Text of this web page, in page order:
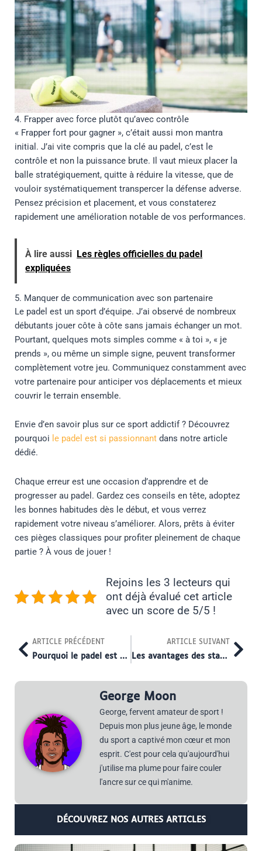
4. Frapper avec force plutôt qu’avec contrôle
« Frapper fort pour gagner », c’était aussi mon mantra
initial. J’ai vite compris que la clé au padel, c’est le
contrôle et non la puissance brute. Il vaut mieux placer la
balle stratégiquement, quitte à réduire la vitesse, que de
vouloir systématiquement transpercer la défense adverse.
Pensez précision et placement, et vous constaterez
rapidement une amélioration notable de vos performances.
À lire aussi Les règles officielles du padel
expliquées
5. Manquer de communication avec son partenaire
Le padel est un sport d’équipe. J’ai observé de nombreux
débutants jouer côte à côte sans jamais échanger un mot.
Pourtant, quelques mots simples comme « à toi », « je
prends », ou même un simple signe, peuvent transformer
complètement votre jeu. Communiquez constamment avec
votre partenaire pour anticiper vos déplacements et mieux
couvrir le terrain ensemble.
Envie d’en savoir plus sur ce sport addictif ? Découvrez
pourquoi le padel est si passionnantdans notre article
dédié.
Chaque erreur est une occasion d’apprendre et de
progresser au padel. Gardez ces conseils en tête, adoptez
les bonnes habitudes dès le début, et vous verrez
rapidement votre niveau s’améliorer. Alors, prêts à éviter
ces pièges classiques pour profiter pleinement de chaque
partie ? À vous de jouer !
Rejoins les 3 lecteurs qui
ont déjà évalué cet article
avec un score de 5/5 !
ARTICLE PRÉCÉDENT
Pourquoi le padel est addictif ?
ARTICLE SUIVANT
Les avantages des stages de padel pour les chefs d’entreprises
George Moon
George, fervent amateur de sport !
Depuis mon plus jeune âge, le monde
du sport a captivé mon cœur et mon
esprit. C'est pour cela qu'aujourd'hui
j'utilise ma plume pour faire couler
l'ancre sur ce qui m'anime.
DÉCOUVREZ NOS AUTRES ARTICLES